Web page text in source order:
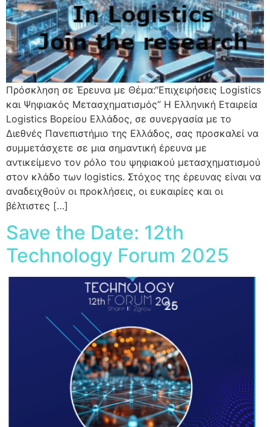
Πρόσκληση σε Έρευνα με Θέμα:“Επιχειρήσεις Logistics
και Ψηφιακός Μετασχηματισμός” Η Ελληνική Εταιρεία
Logistics Βορείου Ελλάδος, σε συνεργασία με το
Διεθνές Πανεπιστήμιο της Ελλάδος, σας προσκαλεί να
συμμετάσχετε σε μια σημαντική έρευνα με
αντικείμενο τον ρόλο του ψηφιακού μετασχηματισμού
στον κλάδο των logistics. Στόχος της έρευνας είναι να
αναδειχθούν οι προκλήσεις, οι ευκαιρίες και οι
βέλτιστες […]
Save the Date: 12th
Technology Forum 2025